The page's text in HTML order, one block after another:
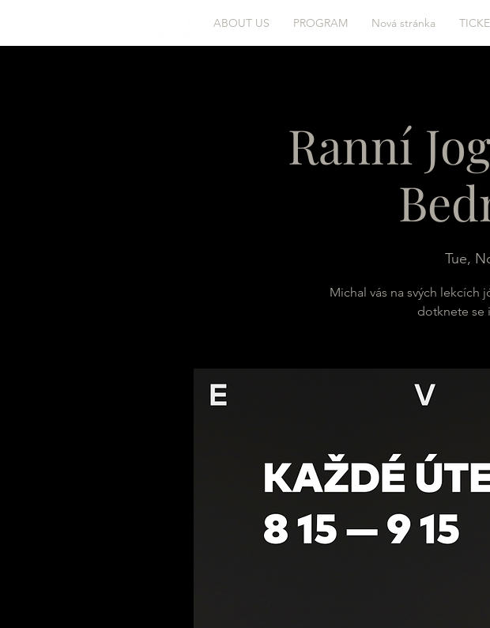
ABOUT US PROGRAM Nová stránka
Ranní
Tue,
Michal vás na svých lekcích
dotknete se